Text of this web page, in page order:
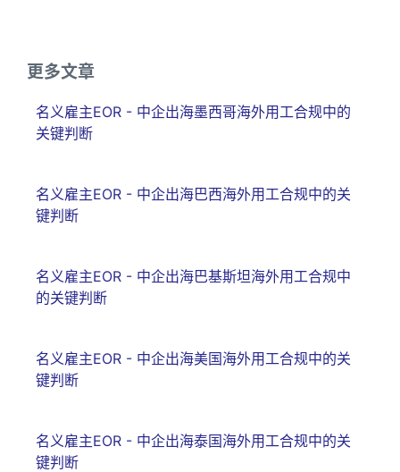
更多文章
名义雇主EOR - 中企出海墨西哥海外用工合规中的
关键判断
名义雇主EOR - 中企出海巴西海外用工合规中的关
键判断
名义雇主EOR - 中企出海巴基斯坦海外用工合规中
的关键判断
名义雇主EOR - 中企出海美国海外用工合规中的关
键判断
名义雇主EOR - 中企出海泰国海外用工合规中的关
键判断